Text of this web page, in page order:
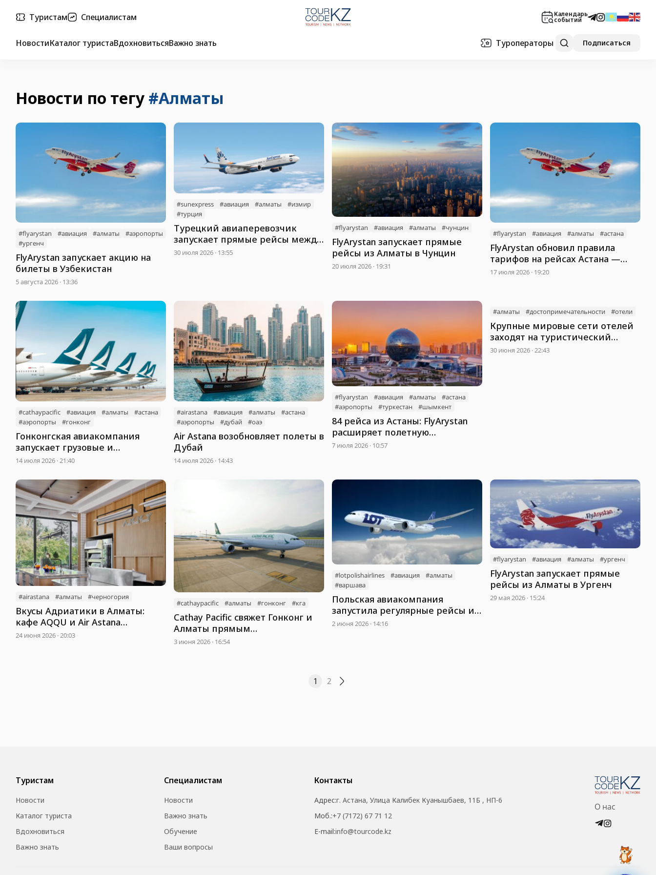
Туристам Специалистам Календарь
событий
НовостиКаталог туристаВдохновитьсяВажно знать Туроператоры Подписаться
Новости по тегу #Алматы
#flyarystan #авиация #алматы
#аэропорты
#ургенч
FlyArystan запускает акцию на
билеты в Узбекистан
5 августа 2026 · 13:36
#sunexpress #авиация #алматы
#измир
#турция
Турецкий авиаперевозчик
запускает прямые рейсы между
Измиром и Алматы
30 июля 2026 · 13:55
#flyarystan #авиация #алматы #чунцин
FlyArystan запускает прямые
рейсы из Алматы в Чунцин
20 июля 2026 · 19:31
#flyarystan #авиация #алматы #астана
FlyArystan обновил правила
тарифов на рейсах Астана —
Алматы
17 июля 2026 · 19:20
#cathaypacific #авиация #алматы
#астана
#аэропорты
#гонконг
Гонконгская авиакомпания
запускает грузовые и
пассажирские рейсы в
14 июля 2026 · 21:40
#airastana #авиация #алматы
#астана
#аэропорты
#дубай #оаэ
Air Astana возобновляет полеты в
Дубай
14 июля 2026 · 14:43
#flyarystan #авиация #алматы
#астана
#аэропорты
#туркестан #шымкент
84 рейса из Астаны: FlyArystan
расширяет полетную
программу по Казахстану
7 июля 2026 · 10:57
#алматы #достопримечательности #отели
Крупные мировые сети отелей
заходят на туристический
рынок Алматы
30 июня 2026 · 22:43
#airastana #алматы #черногория
Вкусы Адриатики в Алматы:
кафе AQQU и Air Astana
разыгрывают билеты в
24 июня 2026 · 20:03
#cathaypacific #алматы #гонконг #кга
Cathay Pacific свяжет Гонконг и
Алматы прямым
авиасообщением
3 июня 2026 · 16:54
#lotpolishairlines #авиация
#алматы
#варшава
Польская авиакомпания
запустила регулярные рейсы из
Варшавы в Алматы
2 июня 2026 · 14:16
#flyarystan #авиация #алматы #ургенч
FlyArystan запускает прямые
рейсы из Алматы в Ургенч
29 мая 2026 · 15:24
1 2
Туристам
Новости
Каталог туриста
Вдохновиться
Важно знать
Специалистам
Новости
Важно знать
Обучение
Ваши вопросы
Контакты
Адрес:г. Астана, Улица Калибек Куанышбаев, 11Б , НП-6
Моб.:+7 (7172) 67 71 12
E-mail:info@tourcode.kz
О нас